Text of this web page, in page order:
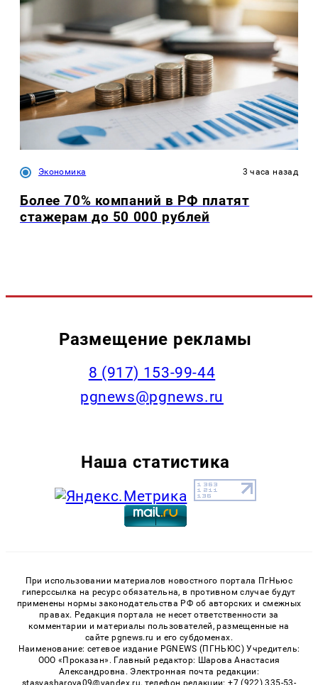
Экономика 3 часа назад
Более 70% компаний в РФ платят
стажерам до 50 000 рублей
Размещение рекламы
‭8 (917) 153-99-44
pgnews@pgnews.ru
Наша статистика
При использовании материалов новостного портала ПгНьюс
гиперссылка на ресурс обязательна, в противном случае будут
применены нормы законодательства РФ об авторских и смежных
правах. Редакция портала не несет ответственности за
комментарии и материалы пользователей, размещенные на
сайте pgnews.ru и его субдоменах.
Наименование: сетевое издание PGNEWS (ПГНЬЮС) Учредитель:
ООО «Проказан». Главный редактор: Шарова Анастасия
Александровна. Электронная почта редакции:
stasyasharova09@yandex.ru, телефон редакции: +7 (922) 335-53-